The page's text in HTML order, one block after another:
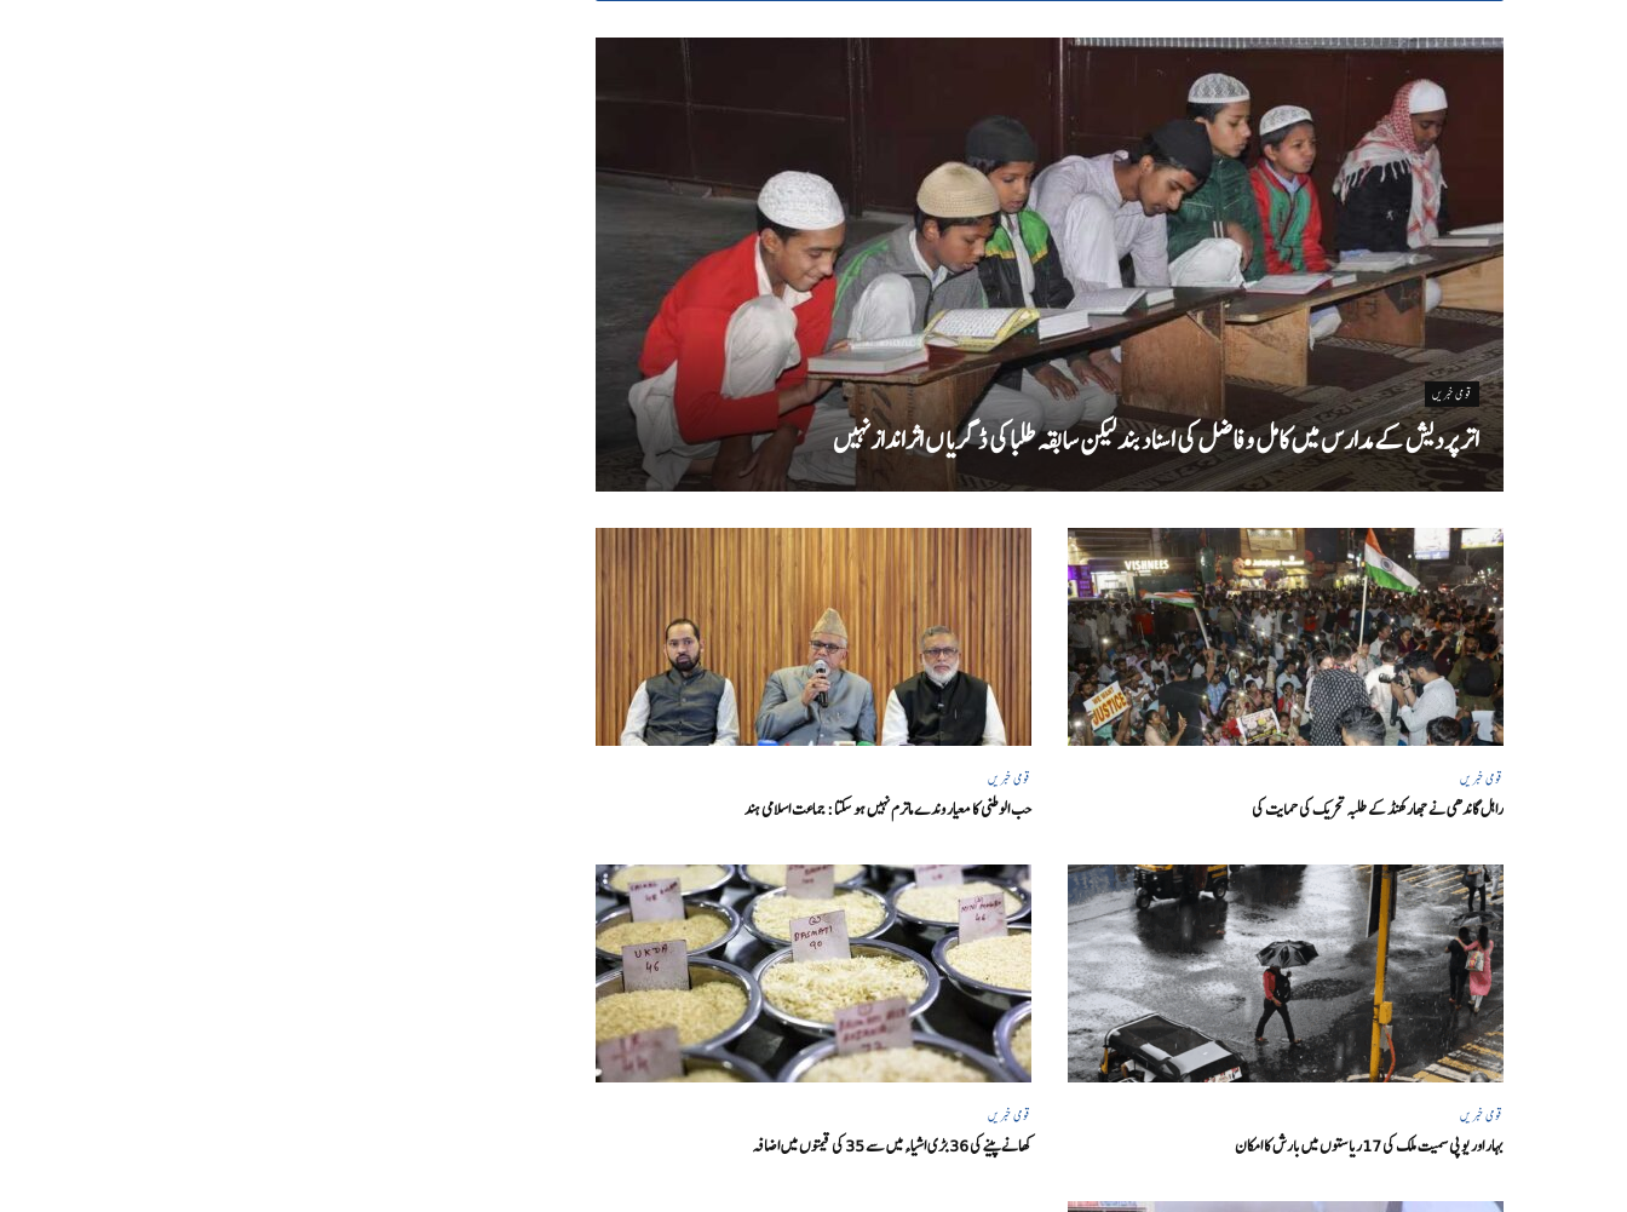
قومی خبریں
اتر پردیش کےمدارس میں کامل و فاضل کی اسناد بند لیکن سابقہ طلبا کی ڈگریا ں اثرانداز نہیں
قومی خبریں
راہل گاندھی نے جھارکھنڈ کے طلبہ تحریک کی حمایت کی
قومی خبریں
حب الوطنی کا معیار وندے ماترم نہیں ہو سکتا : جماعت اسلامی ہند
قومی خبریں
بہار اور یو پی سمیت ملک کی 17ریاستوں میں بارش کا امکان
قومی خبریں
کھانے پینے کی 36 بڑی اشیاء میں سے 35 کی قیمتوں میں اضافہ